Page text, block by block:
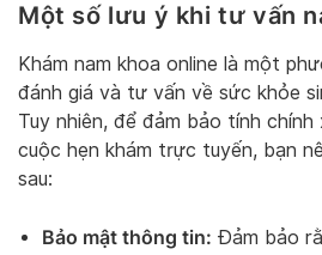
Một số lưu ý khi tư vấn
Khám nam khoa online là một
đánh giá và tư vấn về sức khỏe
Tuy nhiên, để đảm bảo tính chính
cuộc hẹn khám trực tuyến, bạn
sau:
Bảo mật thông tin: Đảm bảo